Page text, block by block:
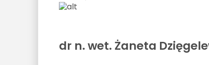
dr n. wet. Żaneta